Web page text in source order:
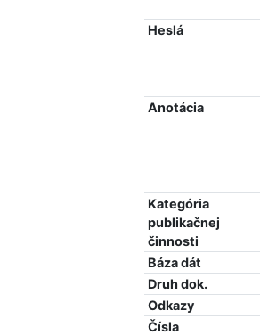
Heslá
Anotácia
Kategória
publikačnej
činnosti
Báza dát
Druh dok.
Odkazy
Čísla